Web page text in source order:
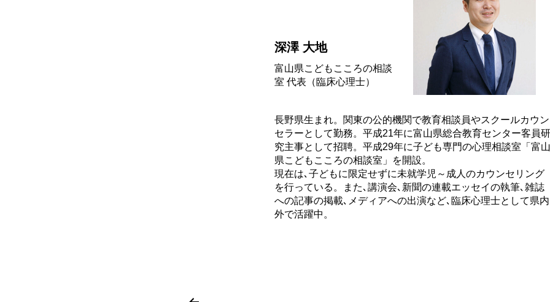
深澤 大地
富山県こどもこころの相談
室 代表（臨床心理士）
長野県生まれ。関東の公的機関で教育相談員やスクールカウン
セラーとして勤務。平成21年に富山県総合教育センター客員研
究主事として招聘。平成29年に子ども専門の心理相談室「富山
県こどもこころの相談室」を開設。
現在は､子どもに限定せずに未就学児～成人のカウンセリング
を行っている。また､講演会､新聞の連載エッセイの執筆､雑誌
への記事の掲載､メディアへの出演など､臨床心理士として県内
外で活躍中。